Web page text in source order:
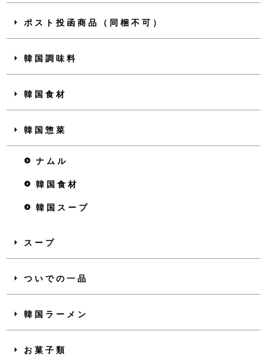
ポスト投函商品（同梱不可）
韓国調味料
韓国食材
韓国惣菜
ナムル
韓国食材
韓国スープ
スープ
ついでの一品
韓国ラーメン
お菓子類